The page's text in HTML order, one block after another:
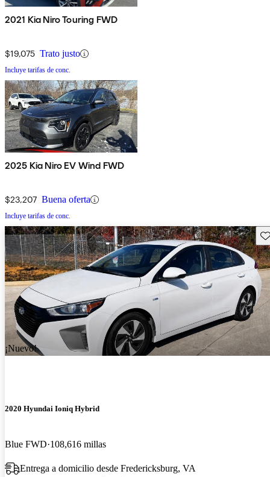
2021 Kia Niro Touring FWD
$19,075 Trato justo
Incluye tarifas de conc.
2025 Kia Niro EV Wind FWD
$23,207 Buena oferta
Incluye tarifas de conc.
¡Nuevo!
2020 Hyundai Ioniq Hybrid
Blue FWD 108,616 millas
Entrega a domicilio desde Fredericksburg, VA